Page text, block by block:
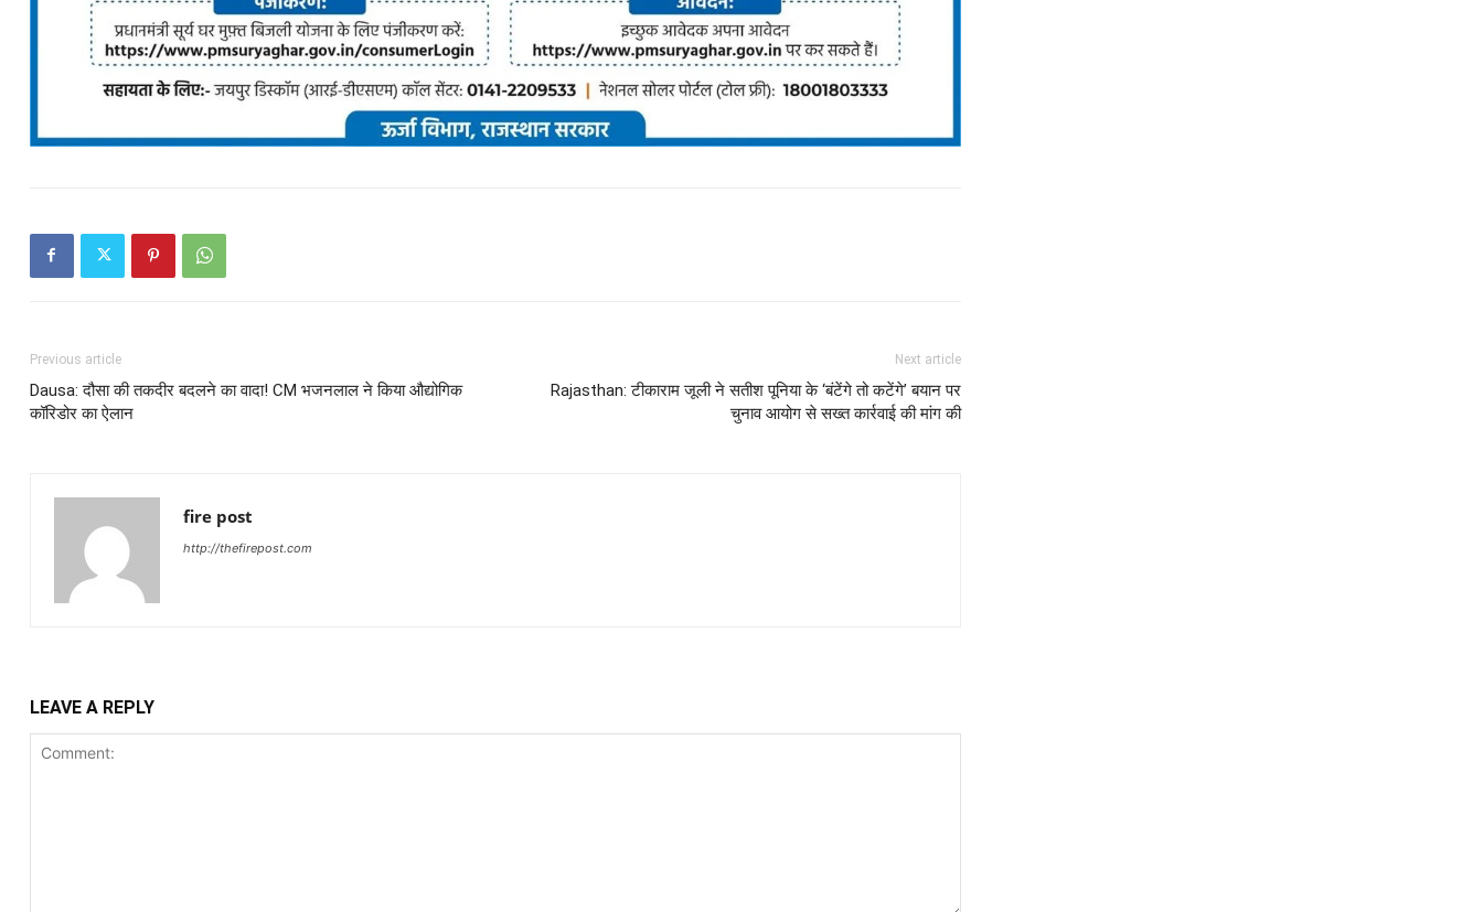
Previous article
Dausa: दौसा की तकदीर बदलने का वादा! CM भजनलाल ने किया औद्योगिक
कॉरिडोर का ऐलान
Next article
Rajasthan: टीकाराम जूली ने सतीश पूनिया के ‘बंटेंगे तो कटेंगे’ बयान पर
चुनाव आयोग से सख्त कार्रवाई की मांग की
fire post
http://thefirepost.com
LEAVE A REPLY